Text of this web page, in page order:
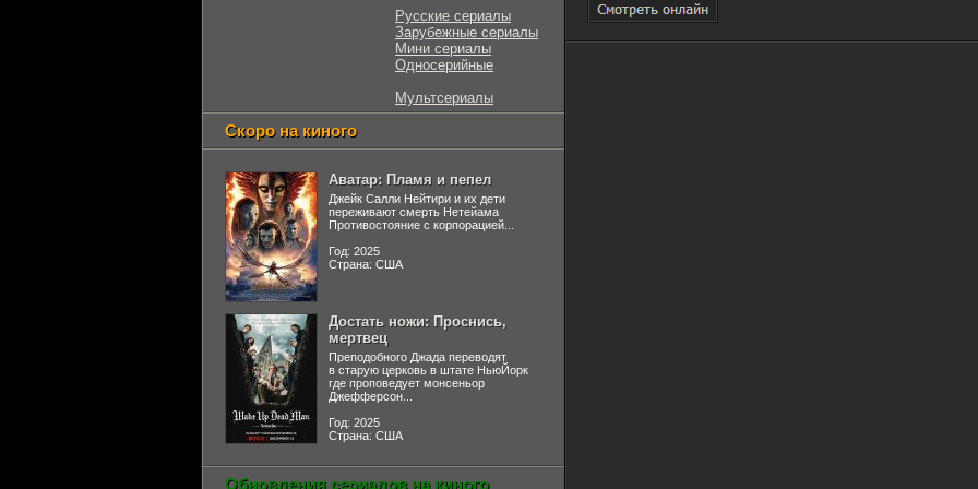
Русские сериалы
Зарубежные сериалы
Мини сериалы
Односерийные
Мультсериалы
Скоро на киного
Аватар: Пламя и пепел
Джейк Салли Нейтири и их дети
переживают смерть Нетейама
Противостояние с корпорацией...
Год: 2025
Страна: США
Достать ножи: Проснись,
мертвец
Преподобного Джада переводят
в старую церковь в штате НьюЙорк
где проповедует монсеньор
Джефферсон...
Год: 2025
Страна: США
Обновления сериалов на киного